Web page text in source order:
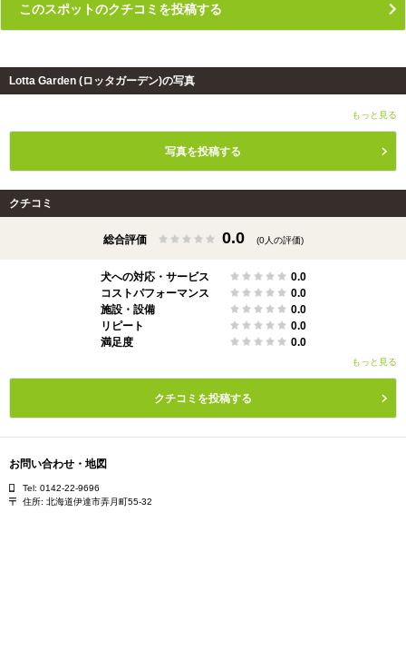
このスポットのクチコミを投稿する
Lotta Garden (ロッタガーデン)の写真
もっと見る
写真を投稿する
クチコミ
総合評価 0.0 (0人の評価)
犬への対応・サービス
0.0
コストパフォーマンス
0.0
施設・設備
0.0
リピート
0.0
満足度
0.0
もっと見る
クチコミを投稿する
お問い合わせ・地図
Tel: 0142-22-9696
住所: 北海道伊達市弄月町55-32